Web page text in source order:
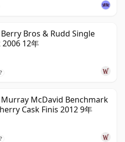
Bros & Rudd Single
2006 12年
McDavid Benchmark
Cask Finis 2012 9年